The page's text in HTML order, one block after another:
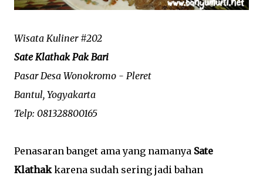
Wisata Kuliner #202
Sate Klathak Pak Bari
Pasar Desa Wonokromo - Pleret
Bantul, Yogyakarta
Telp: 081328800165
Penasaran banget ama yang namanya Sate
Klathakkarena sudah sering jadi bahan